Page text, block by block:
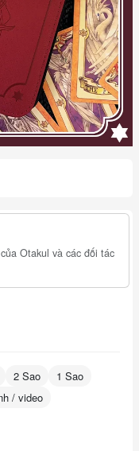
Otakul và các đối tác
2 Sao
1 Sao
/ video